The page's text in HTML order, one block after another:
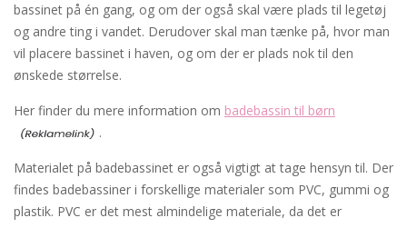
bassinet på én gang, og om der også skal være plads til legetøj
og andre ting i vandet. Derudover skal man tænke på, hvor man
vil placere bassinet i haven, og om der er plads nok til den
ønskede størrelse.
Her finder du mere information om badebassin til børn
.
Materialet på badebassinet er også vigtigt at tage hensyn til. Der
findes badebassiner i forskellige materialer som PVC, gummi og
plastik. PVC er det mest almindelige materiale, da det er